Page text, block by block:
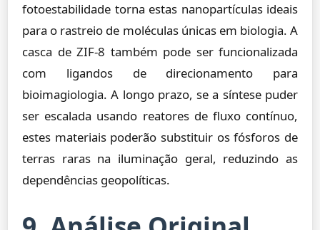
fotoestabilidade torna estas nanopartículas ideais
para o rastreio de moléculas únicas em biologia. A
casca de ZIF-8 também pode ser funcionalizada
com ligandos de direcionamento para
bioimagiologia. A longo prazo, se a síntese puder
ser escalada usando reatores de fluxo contínuo,
estes materiais poderão substituir os fósforos de
terras raras na iluminação geral, reduzindo as
dependências geopolíticas.